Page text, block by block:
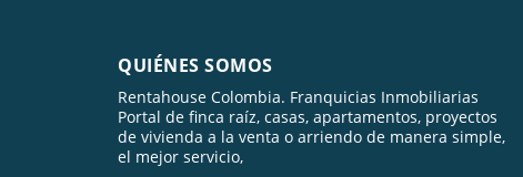
QUIÉNES SOMOS
Rentahouse Colombia. Franquicias Inmobiliarias
Portal de finca raíz, casas, apartamentos, proyectos
de vivienda a la venta o arriendo de manera simple,
el mejor servicio,